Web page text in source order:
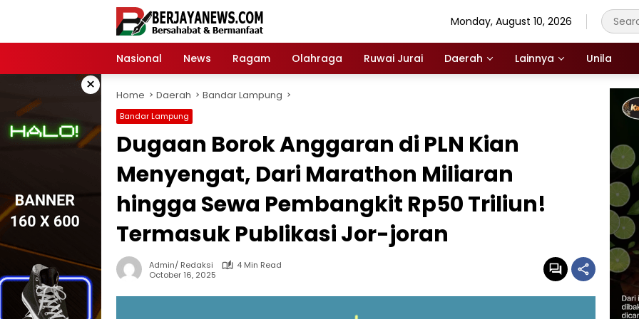
Monday, August 10, 2026
Nasional News Ragam Olahraga Ruwai Jurai Daerah Lainnya Unila
× Home Daerah Bandar Lampung
Bandar Lampung
Dugaan Borok Anggaran di PLN Kian
Menyengat, Dari Marathon Miliaran
hingga Sewa Pembangkit Rp50 Triliun!
Termasuk Publikasi Jor-joran
Admin/ Redaksi
4 Min Read
October 16, 2025